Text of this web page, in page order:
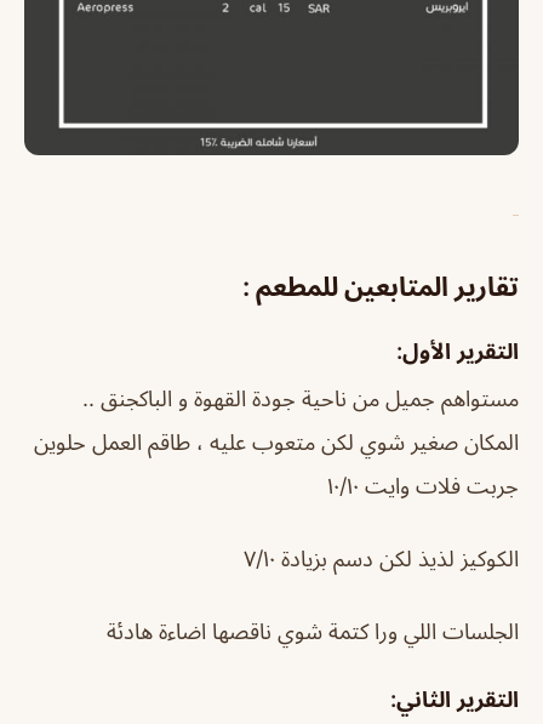
تقارير المتابعين للمطعم :
التقرير الأول:
مستواهم جميل من ناحية جودة القهوة و الباكجنق ..
المكان صغير شوي لكن متعوب عليه ، طاقم العمل حلوين
جربت فلات وايت ١٠/١٠
الكوكيز لذيذ لكن دسم بزيادة ٧/١٠
الجلسات اللي ورا كتمة شوي ناقصها اضاءة هادئة
التقرير الثاني: